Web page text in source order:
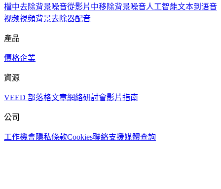
檔中去除背景噪音從影片中移除背景噪音人工智能文本到语音
视频視頻背景去除器配音
產品
價格企業
資源
VEED 部落格文章網絡研討會影片指南
公司
工作機會隱私條款Cookies聯絡支援媒體查詢